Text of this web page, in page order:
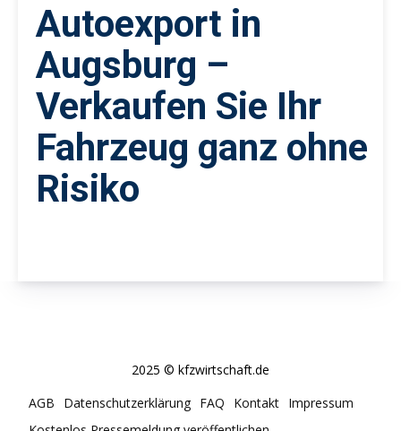
Autoexport in
Augsburg –
Verkaufen Sie Ihr
Fahrzeug ganz ohne
Risiko
2025 © kfzwirtschaft.de
AGB
Datenschutzerklärung FAQ Kontakt Impressum